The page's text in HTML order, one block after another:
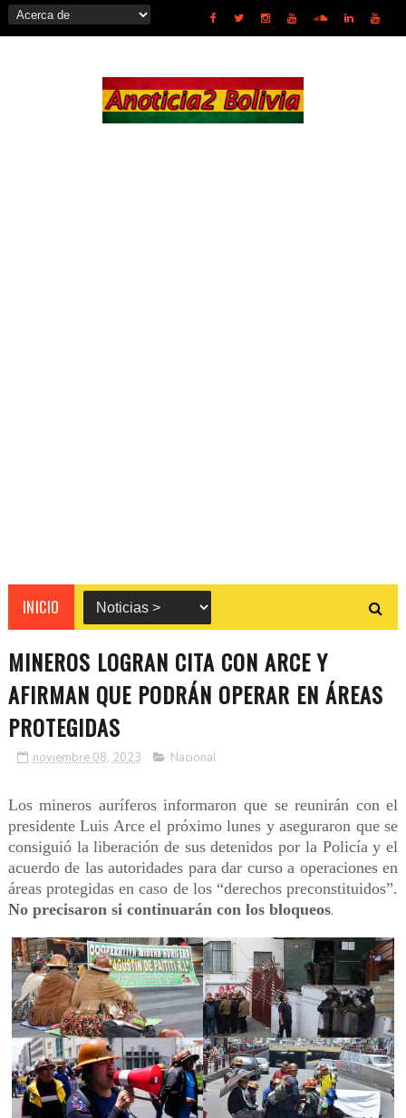
INICIO
MINEROS LOGRAN CITA CON ARCE Y
AFIRMAN QUE PODRÁN OPERAR EN ÁREAS
PROTEGIDAS
noviembre 08, 2023 Nacional
Los mineros auríferos informaron que se reunirán con el
presidente Luis Arce el próximo lunes y aseguraron que se
consiguió la liberación de sus detenidos por la Policía y el
acuerdo de las autoridades para dar curso a operaciones en
áreas protegidas en caso de los “derechos preconstituidos”.
No precisaron si continuarán con los bloqueos.